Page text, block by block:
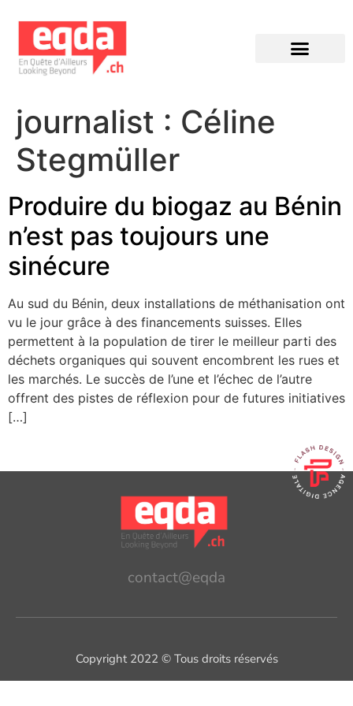
journalist : Céline
Stegmüller
Produire du biogaz au Bénin
n’est pas toujours une
sinécure
Au sud du Bénin, deux installations de méthanisation ont
vu le jour grâce à des financements suisses. Elles
permettent à la population de tirer le meilleur parti des
déchets organiques qui souvent encombrent les rues et
les marchés. Le succès de l’une et l’échec de l’autre
offrent des pistes de réflexion pour de futures initiatives
[…]
contact@eqda
Copyright 2022 © Tous droits réservés